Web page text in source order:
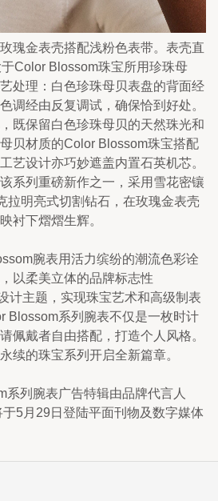
瑰金表壳搭配浅粉色表带。表壳直
Color Blossom珠宝所用珍珠母
处理：白色珍珠母贝表盘的背面经
调经由反复调试，确保恰到好处。
既保留白色珍珠母贝的天然珠光和
贝材质的Color Blossom珠宝搭配
艺设计亦巧妙遮盖内置石英机芯。
系列重磅新作之一，采用雪花密镶
拉明亮式切割钻石，在玫瑰金表壳
衬下熠熠生辉。
腕表用活力缤纷的潮流色彩诠
以柔美立体的品牌标志性
计主题，实现珠宝艺术和高级制表
Blossom系列腕表不仅是一枚时计
佩戴者自由搭配，打造个人风格。
续的珠宝系列开启全新篇章。
系列腕表广告特辑由品牌代言人
5月29日登陆平面刊物及数字媒体